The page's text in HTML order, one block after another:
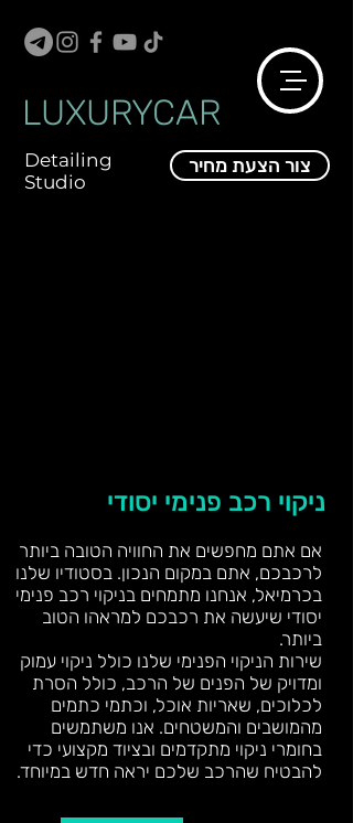
LUXURYCAR
Detailing
Studio
צור הצעת מחיר
ניקוי רכב פנימי יסודי
אם אתם מחפשים את החוויה הטובה ביותר
לרכבכם, אתם במקום הנכון. בסטודיו שלנו
בכרמיאל, אנחנו מתמחים בניקוי רכב פנימי
יסודי שיעשה את רכבכם למראהו הטוב
ביותר.
שירות הניקוי הפנימי שלנו כולל ניקוי עמוק
ומדויק של הפנים של הרכב, כולל הסרת
לכלוכים, שאריות אוכל, וכתמי כתמים
מהמושבים והמשטחים. אנו משתמשים
בחומרי ניקוי מתקדמים ובציוד מקצועי כדי
להבטיח שהרכב שלכם יראה חדש במיוחד.